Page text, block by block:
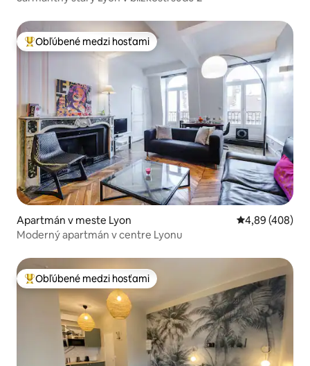
Najobľúbenejšie medzi hosťami
Obľúbené medzi hosťami
Apartmán v meste Lyon Priemerné
4,89 (408)
Moderný apartmán v centre Lyonu
Najobľúbenejšie medzi hosťami
Obľúbené medzi hosťami